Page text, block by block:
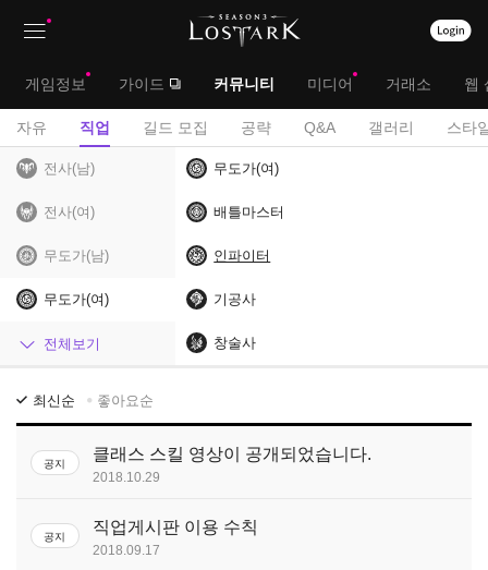
대
메
뉴
게임정보 가이드 커뮤니티 미디어 거래소 웹
서
브
메
자유 직업 길드 모집 공략 Q&A 갤러리 스타
전사(남)
전사(여)
무도가(남)
무도가(여)
무도가(여)
배틀마스터
인파이터
기공사
창술사
헌터(남)
마법사
암살자
스페셜리스트(여)
전체보기
직
업
시
최신순 좋아요순
공지 클래스 스킬 영상이 공개되었습니다.
2018.10.29
공지 직업게시판 이용 수칙
2018.09.17